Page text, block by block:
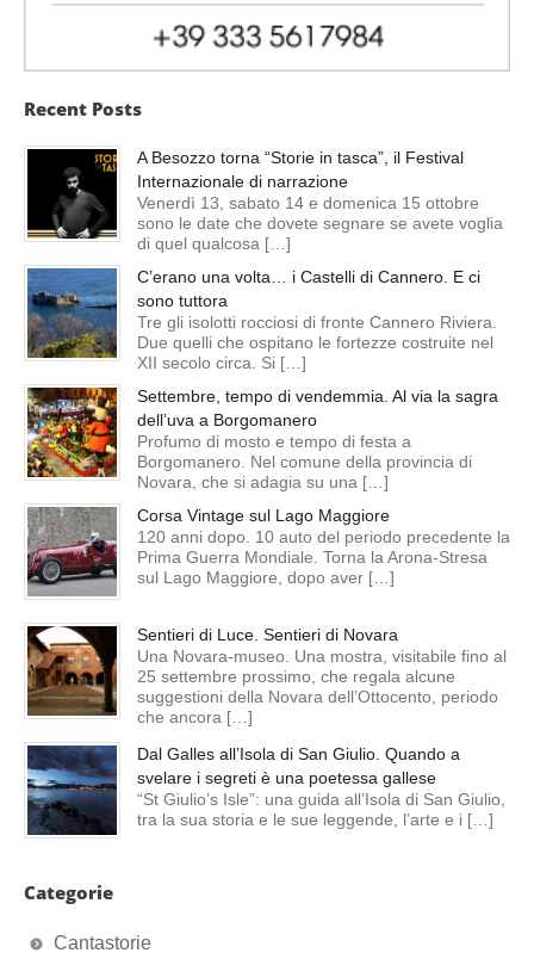
Recent Posts
A Besozzo torna “Storie in tasca”, il Festival
Internazionale di narrazione
Venerdì 13, sabato 14 e domenica 15 ottobre
sono le date che dovete segnare se avete voglia
di quel qualcosa […]
C’erano una volta… i Castelli di Cannero. E ci
sono tuttora
Tre gli isolotti rocciosi di fronte Cannero Riviera.
Due quelli che ospitano le fortezze costruite nel
XII secolo circa. Si […]
Settembre, tempo di vendemmia. Al via la sagra
dell’uva a Borgomanero
Profumo di mosto e tempo di festa a
Borgomanero. Nel comune della provincia di
Novara, che si adagia su una […]
Corsa Vintage sul Lago Maggiore
120 anni dopo. 10 auto del periodo precedente la
Prima Guerra Mondiale. Torna la Arona-Stresa
sul Lago Maggiore, dopo aver […]
Sentieri di Luce. Sentieri di Novara
Una Novara-museo. Una mostra, visitabile fino al
25 settembre prossimo, che regala alcune
suggestioni della Novara dell’Ottocento, periodo
che ancora […]
Dal Galles all’Isola di San Giulio. Quando a
svelare i segreti è una poetessa gallese
“St Giulio’s Isle”: una guida all’Isola di San Giulio,
tra la sua storia e le sue leggende, l’arte e i […]
Categorie
Cantastorie